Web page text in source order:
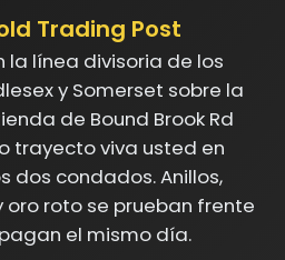
Trading Post
la línea divisoria de los
y Somerset sobre la
de Bound Brook Rd
trayecto viva usted en
dos condados. Anillos,
oro roto se prueban frente
el mismo día.